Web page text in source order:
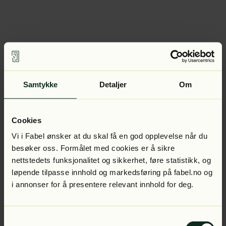
Samtykke Detaljer Om
Cookies
Vi i Fabel ønsker at du skal få en god opplevelse når du
besøker oss. Formålet med cookies er å sikre
nettstedets funksjonalitet og sikkerhet, føre statistikk, og
løpende tilpasse innhold og markedsføring på fabel.no og
i annonser for å presentere relevant innhold for deg.